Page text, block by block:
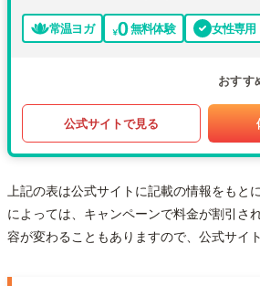
常温ヨガ 無料体験 女性専用
おすす
公式サイトで見る
上記の表は公式サイトに記載の情報をもと
によっては、キャンペーンで料金が割引さ
容が変わることもありますので、公式サイ